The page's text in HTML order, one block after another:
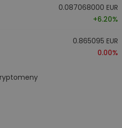
0.087068000 EUR
+6.20%
0.865095 EUR
0.00%